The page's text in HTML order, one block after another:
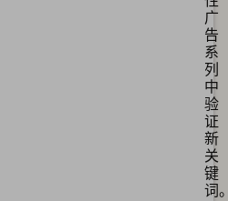
广
告
系
列
中
验
证
新
关
键
词